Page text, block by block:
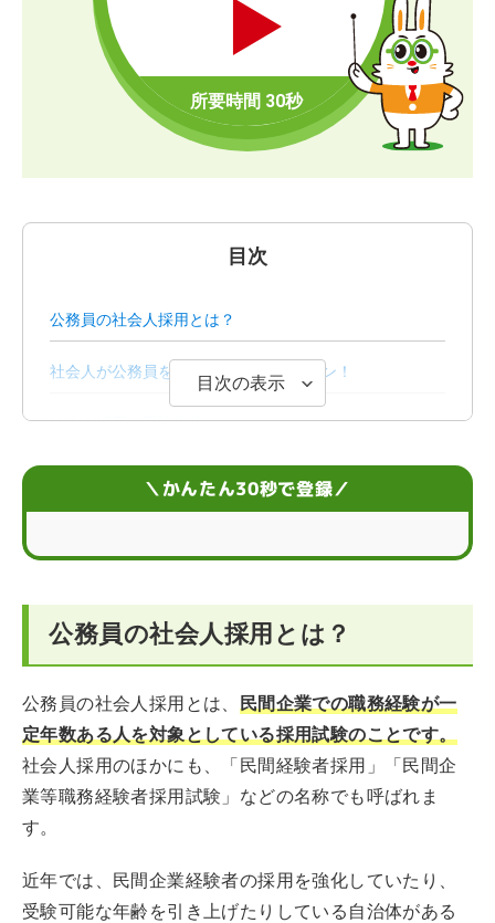
目次
公務員の社会人採用とは？
社会人が公務員を目指す方法は3パターン！
社会人採用の受験資格
社会人採用で公務員になるメリット・デメリットとは
目次の表示
＼かんたん30秒で登録／
公務員の社会人採用とは？
公務員の社会人採用とは、 民間企業での職務経験が一
定年数ある人を対象としている採用試験のことです。
社会人採用のほかにも、「民間経験者採用」「民間企
業等職務経験者採用試験」などの名称でも呼ばれま
す。
近年では、民間企業経験者の採用を強化していたり、
受験可能な年齢を引き上げたりしている自治体がある